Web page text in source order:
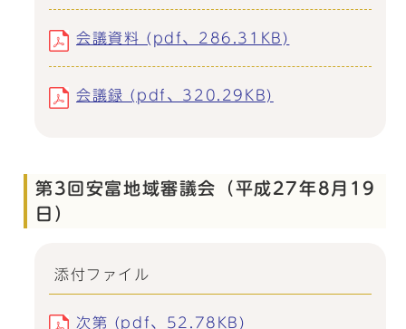
会議資料 (pdf、286.31KB)
会議録 (pdf、320.29KB)
第3回安富地域審議会（平成27年8月19
日）
添付ファイル
次第 (pdf、52.78KB)